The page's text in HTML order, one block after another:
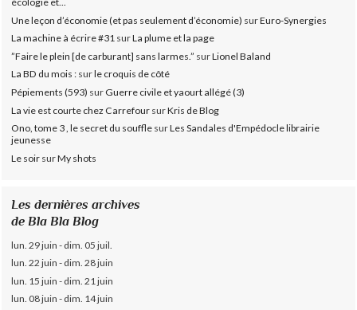
Une leçon d’économie (et pas seulement d’économie) surEuro-Synergies
La machine à écrire #31 surLa plume et la page
”Faire le plein [de carburant] sans larmes.” surLionel Baland
La BD du mois : surle croquis de côté
Pépiements (593) surGuerre civile et yaourt allégé (3)
La vie est courte chez Carrefour surKris de Blog
Ono, tome 3 , le secret du souffle surLes Sandales d'Empédocle librairie
jeunesse
Le soir surMy shots
Les dernières archives
de Bla Bla Blog
lun. 29 juin - dim. 05 juil.
lun. 22 juin - dim. 28 juin
lun. 15 juin - dim. 21 juin
lun. 08 juin - dim. 14 juin